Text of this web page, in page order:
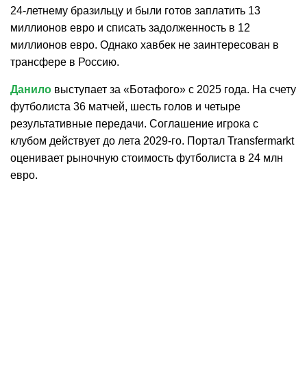
24-летнему бразильцу и были готов заплатить 13
миллионов евро и списать задолженность в 12
миллионов евро. Однако хавбек не заинтересован в
трансфере в Россию.
Данило выступает за «Ботафого» с 2025 года. На счету
футболиста 36 матчей, шесть голов и четыре
результативные передачи. Соглашение игрока с
клубом действует до лета 2029-го. Портал Transfermarkt
оценивает рыночную стоимость футболиста в 24 млн
евро.